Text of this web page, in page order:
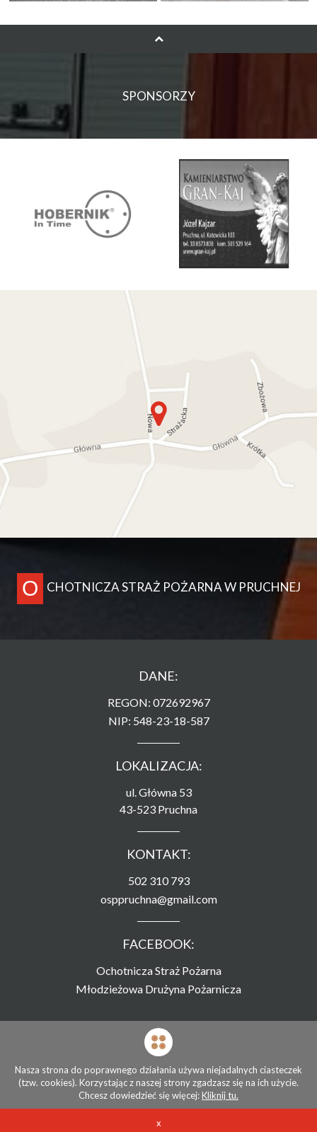
SPONSORZY
O CHOTNICZA STRAŻ POŻARNA W PRUCHNEJ
DANE:
REGON: 072692967
NIP: 548-23-18-587
LOKALIZACJA:
ul. Główna 53
43-523 Pruchna
KONTAKT:
502 310 793
osppruchna@gmail.com
FACEBOOK:
Ochotnicza Straż Pożarna
Młodzieżowa Drużyna Pożarnicza
Strona zamieszczona na serwerze
Związku Ochotniczych Straży Pożarnych RP
© Ochotnicza Straż Pożarna Pruchna 2026
Nasza strona do poprawnego działania używa niejadalnych ciasteczek
(tzw. cookies). Korzystając z naszej strony zgadzasz się na ich użycie.
Chcesz dowiedzieć się więcej:Kliknij tu.
x